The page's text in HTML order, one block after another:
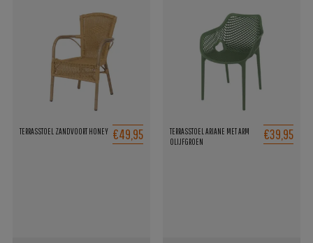
TERRASSTOEL ZANDVOORT HONEY €49,95
TERRASSTOEL ARIANE MET ARM
OLIJFGROEN
€39,95